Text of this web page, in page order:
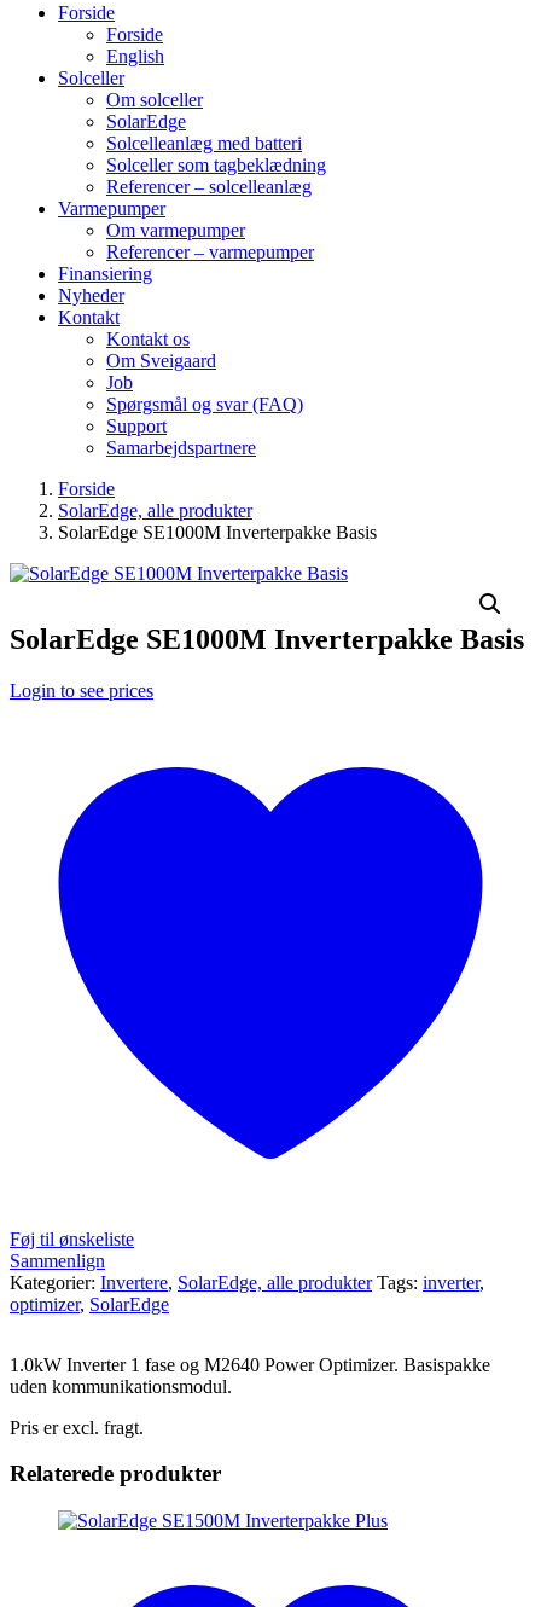
Forside
Forside
English
Solceller
Om solceller
SolarEdge
Solcelleanlæg med batteri
Solceller som tagbeklædning
Referencer – solcelleanlæg
Varmepumper
Om varmepumper
Referencer – varmepumper
Finansiering
Nyheder
Kontakt
Kontakt os
Om Sveigaard
Job
Spørgsmål og svar (FAQ)
Support
Samarbejdspartnere
Forside
SolarEdge, alle produkter
SolarEdge SE1000M Inverterpakke Basis
SolarEdge SE1000M Inverterpakke Basis
Login to see prices
Føj til ønskeliste
Sammenlign
Kategorier: Invertere, SolarEdge, alle produkter Tags: inverter,
optimizer, SolarEdge
1.0kW Inverter 1 fase og M2640 Power Optimizer. Basispakke
uden kommunikationsmodul.
Pris er excl. fragt.
Relaterede produkter